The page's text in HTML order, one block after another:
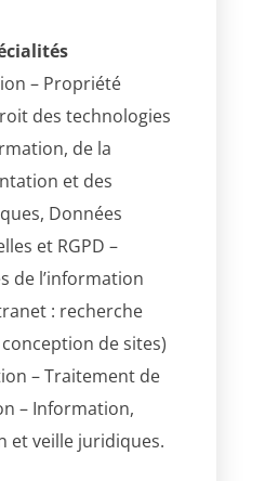
– Propriété
des technologies
de la
et des
Données
et RGPD –
de l’information
: recherche
de sites)
– Traitement de
– Information,
et veille juridiques.